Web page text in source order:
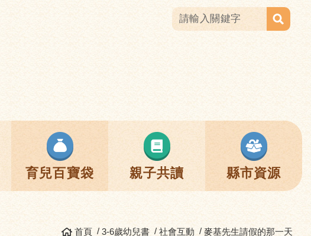
育兒百寶袋 親子共讀 縣市資源
首頁 3-6歲幼兒書 社會互動 麥基先生請假的那一天